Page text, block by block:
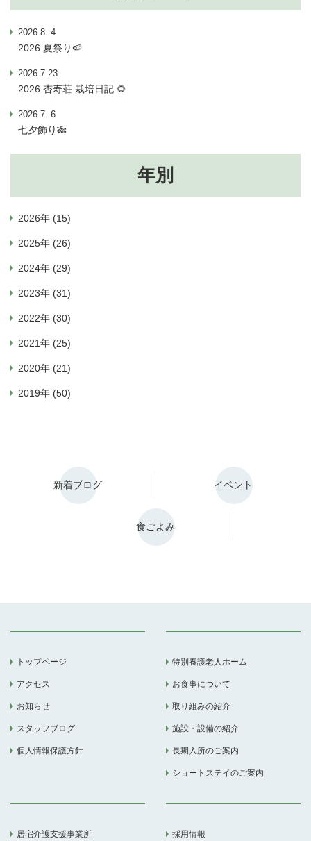
2026.8. 4
2026 夏祭り🍉
2026.7.23
2026 杏寿荘 栽培日記 🌻
2026.7. 6
七夕飾り🎋
年別
2026年 (15)
2025年 (26)
2024年 (29)
2023年 (31)
2022年 (30)
2021年 (25)
2020年 (21)
2019年 (50)
新着ブログ イベント
食ごよみ
トップページ
アクセス
お知らせ
スタッフブログ
個人情報保護方針
特別養護老人ホーム
お食事について
取り組みの紹介
施設・設備の紹介
長期入所のご案内
ショートステイのご案内
居宅介護支援事業所 採用情報